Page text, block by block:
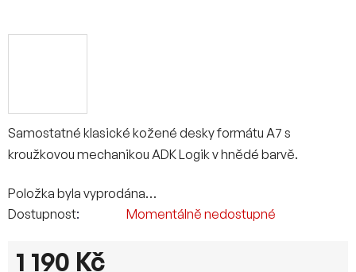
Samostatné klasické kožené desky formátu A7 s
kroužkovou mechanikou ADK Logik v hnědé barvě.
Položka byla vyprodána…
Dostupnost
Momentálně nedostupné
1 190 Kč